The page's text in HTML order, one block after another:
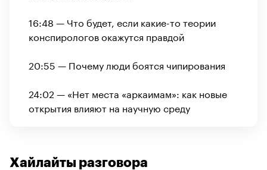
16:48 — Что будет, если какие-то теории
конспирологов окажутся правдой
20:55 — Почему люди боятся чипирования
24:02 — «Нет места «аркаимам»: как новые
открытия влияют на научную среду
Хайлайты разговора